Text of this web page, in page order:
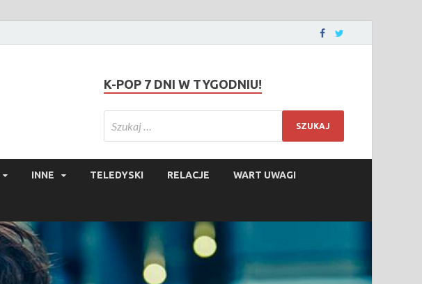
K-POP 7 DNI W TYGODNIU!
INNE TELEDYSKI RELACJE WART UWAGI